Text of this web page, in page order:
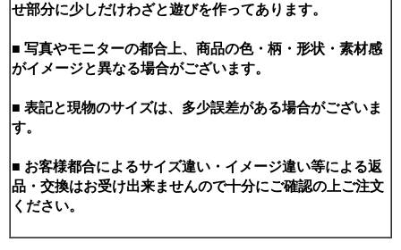
せ部分に少しだけわざと遊びを作ってあります。
■ 写真やモニターの都合上、商品の色・柄・形状・素材感
がイメージと異なる場合がございます。
■ 表記と現物のサイズは、多少誤差がある場合がございま
す。
■ お客様都合によるサイズ違い・イメージ違い等による返
品・交換はお受け出来ませんので十分にご確認の上ご注文
ください。